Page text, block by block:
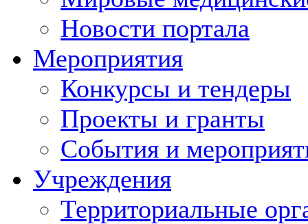
Новости портала
Мероприятия
Конкурсы и тендеры
Проекты и гранты
События и
Учреждения
Территориальные